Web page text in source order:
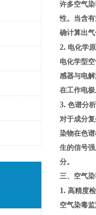
许多空气
性。当含
确计算出
2. 电化学
电化学型
感器与电
在工作电
3. 色谱分
对于成分
染物在色
生的信号
分。
三、空气
1. 高精度
空气染毒